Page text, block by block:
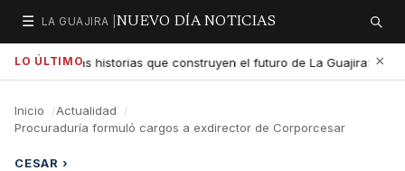
☰
Secciones
LA GUAJIRA | NUEVO DÍA NOTICIAS Buscar
LO ÚLTIMO
exaltar las historias que construyen el futuro de La Guajira5:01 PM
×
Inicio
Actualidad
Procuraduría formuló cargos a exdirector de Corporcesar
CESAR ›